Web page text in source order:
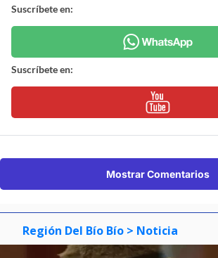
Suscríbete en:
Suscríbete en:
Mostrar Comentarios
Región Del Bío Bío > Noticia